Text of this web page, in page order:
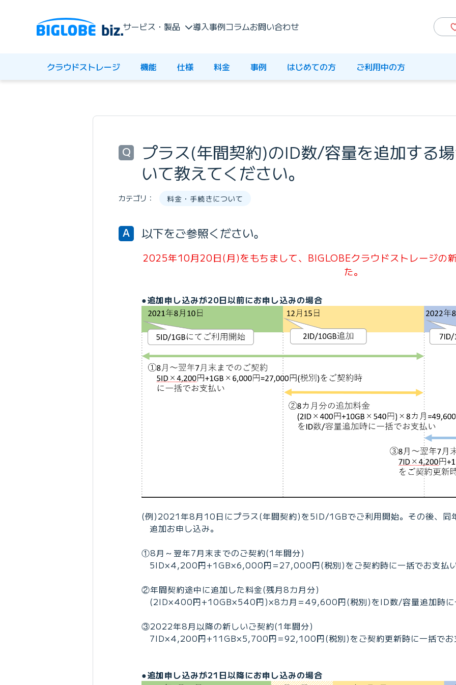
サービス・製品 導入事例コラムお問い合わせ
クラウドストレージ 機能 仕様 料金 事例 はじめての方 ご利用中の方
Q
プラス(年間契約)のID数/容量を追加する
いて教えてください。
カテゴリ： 料金・手続きについて
A 以下をご参照ください。
2025年10月20日(月)をもちまして、BIGLOBEクラウドストレージの
た。
●追加申し込みが20日以前にお申し込みの場合
(例)2021年8月10日にプラス(年間契約)を5ID/1GBでご利用開始。その後、
追加お申し込み。
①8月～翌年7月末までのご契約(1年間分)
5ID×4,200円+1GB×6,000円=27,000円(税別)をご契約時に一括でお支払
②年間契約途中に追加した料金(残月8カ月分)
(2ID×400円+10GB×540円)×8カ月=49,600円(税別)をID数/容量追加時に
③2022年8月以降の新しいご契約(1年間分)
7ID×4,200円+11GB×5,700円=92,100円(税別)をご契約更新時に一括でお
●追加申し込みが21日以降にお申し込みの場合